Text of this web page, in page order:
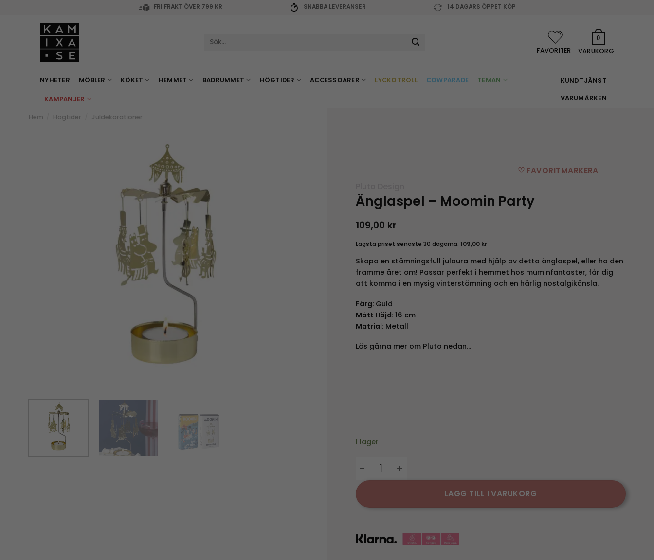
FRI FRAKT ÖVER 799 KR SNABBA LEVERANSER 14 DAGARS ÖPPET KÖP
Sök
FAVORITER VARUKORG
0
NYHETER MÖBLER KÖKET HEMMET BADRUMMET HÖGTIDER ACCESSOARER LYCKOTROLL COWPARADE TEMAN
KAMPANJER
KUNDTJÄNST
VARUMÄRKEN
Hem Högtider Juldekorationer
♡ FAVORITMARKERA
Änglaspel – Moomin Party
109,00 kr
Lägsta priset senaste 30 dagarna: 109,00 kr
Skapa en stämningsfull julaura med hjälp av detta änglaspel, eller ha den
framme året om! Passar perfekt i hemmet hos muminfantaster, får dig
att komma i en mysig vinterstämning och en härlig nostalgikänsla.
Färg: Guld
Mått Höjd: 16 cm
Matrial: Metall
Läs gärna mer om Pluto nedan….
I lager
LÄGG TILL I VARUKORG